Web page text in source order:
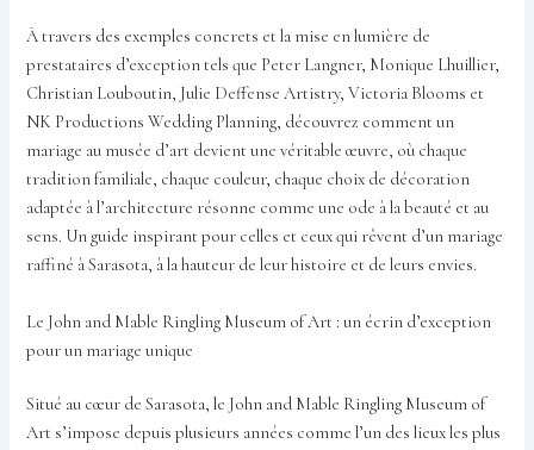
À travers des exemples concrets et la mise en lumière de
prestataires d’exception tels que Peter Langner, Monique Lhuillier,
Christian Louboutin, Julie Deffense Artistry, Victoria Blooms et
NK Productions Wedding Planning, découvrez comment un
mariage au musée d’art devient une véritable œuvre, où chaque
tradition familiale, chaque couleur, chaque choix de décoration
adaptée à l’architecture résonne comme une ode à la beauté et au
sens. Un guide inspirant pour celles et ceux qui rêvent d’un mariage
raffiné à Sarasota, à la hauteur de leur histoire et de leurs envies.
Le John and Mable Ringling Museum of Art : un écrin d’exception
pour un mariage unique
Situé au cœur de Sarasota, le John and Mable Ringling Museum of
Art s’impose depuis plusieurs années comme l’un des lieux les plus